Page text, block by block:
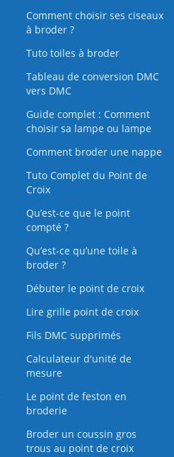
Comment choisir ses ciseaux
à broder ?
Tuto toiles à broder
Tableau de conversion DMC
vers DMC
Guide complet : Comment
choisir sa lampe ou lampe
Comment broder une nappe
Tuto Complet du Point de
Croix
Qu’est-ce que le point
compté ?
Qu’est‑ce qu’une toile à
broder ?
Débuter le point de croix
Lire grille point de croix
Fils DMC supprimés
Calculateur d'unité de
mesure
Le point de feston en
broderie
Broder un coussin gros
trous au point de croix